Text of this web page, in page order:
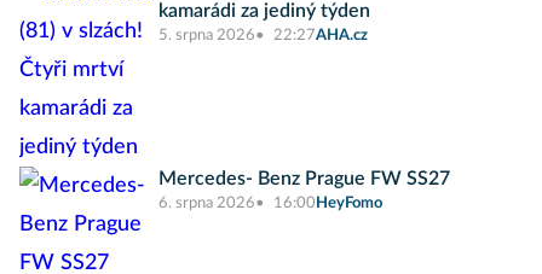
kamarádi za jediný týden
5. srpna 2026 22:27AHA.cz
Mercedes- Benz Prague FW SS27
6. srpna 2026 16:00 HeyFomo